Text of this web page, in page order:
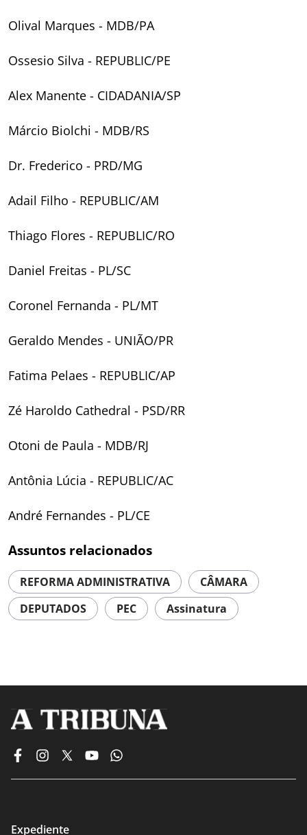
Olival Marques - MDB/PA
Ossesio Silva - REPUBLIC/PE
Alex Manente - CIDADANIA/SP
Márcio Biolchi - MDB/RS
Dr. Frederico - PRD/MG
Adail Filho - REPUBLIC/AM
Thiago Flores - REPUBLIC/RO
Daniel Freitas - PL/SC
Coronel Fernanda - PL/MT
Geraldo Mendes - UNIÃO/PR
Fatima Pelaes - REPUBLIC/AP
Zé Haroldo Cathedral - PSD/RR
Otoni de Paula - MDB/RJ
Antônia Lúcia - REPUBLIC/AC
André Fernandes - PL/CE
Assuntos relacionados
REFORMA ADMINISTRATIVA
CÂMARA
DEPUTADOS
PEC Assinatura
Expediente